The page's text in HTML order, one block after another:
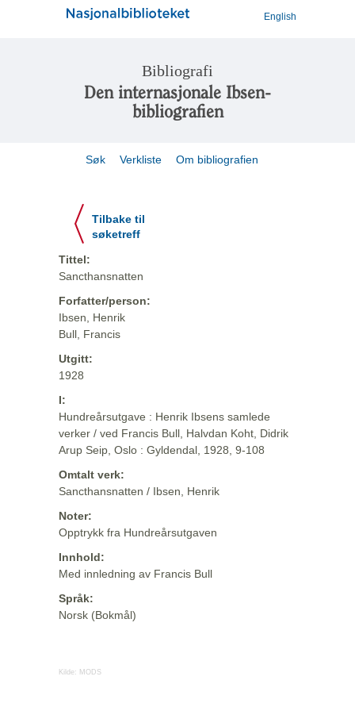
English
Bibliografi
Den internasjonale Ibsen-
bibliografien
Søk Verkliste Om bibliografien
Tilbake til
søketreff
Tittel:
Sancthansnatten
Forfatter/person:
Ibsen, Henrik
Bull, Francis
Utgitt:
1928
I:
Hundreårsutgave : Henrik Ibsens samlede
verker / ved Francis Bull, Halvdan Koht, Didrik
Arup Seip, Oslo : Gyldendal, 1928, 9-108
Omtalt verk:
Sancthansnatten / Ibsen, Henrik
Noter:
Opptrykk fra Hundreårsutgaven
Innhold:
Med innledning av Francis Bull
Språk:
Norsk (Bokmål)
Kilde: MODS